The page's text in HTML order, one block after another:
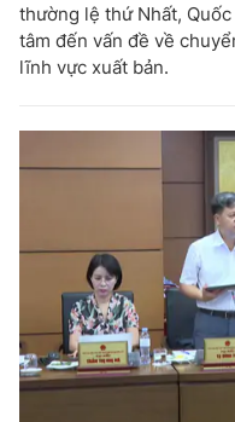
thường lệ thứ Nhất,
tâm đến vấn đề về
lĩnh vực xuất bản.